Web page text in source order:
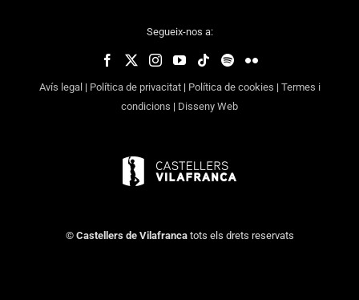
Segueix-nos a:
Avís legal | Política de privacitat| Política de cookies | Termes i
condicions | Disseny Web
© Castellers de Vilafrancatots els drets reservats